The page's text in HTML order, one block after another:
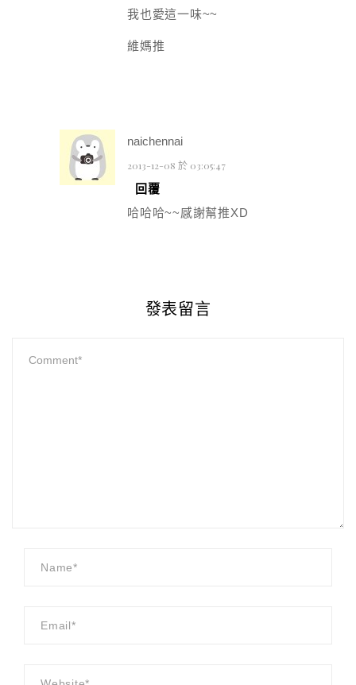
我也愛這一味~~
維媽推
naichennai
2013-12-08 於 03:05:47
回覆
哈哈哈~~感謝幫推XD
發表留言